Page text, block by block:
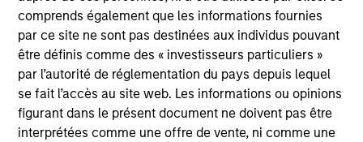
comprends également que les informations fournies
par ce site ne sont pas destinées aux individus pouvant
être définis comme des « investisseurs particuliers »
par l’autorité de réglementation du pays depuis lequel
se fait l’accès au site web. Les informations ou opinions
figurant dans le présent document ne doivent pas être
interprétées comme une offre de vente, ni comme une
US Investment Grade Corporate Strategy
Invests in a diversified portfolio of high-
quality, investment-grade credit from U.S.
issuers.